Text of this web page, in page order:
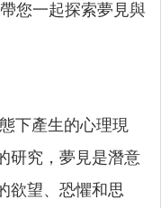
您一起探索夢見與
下產生的心理現
研究，夢見是潛意
欲望、恐懼和思